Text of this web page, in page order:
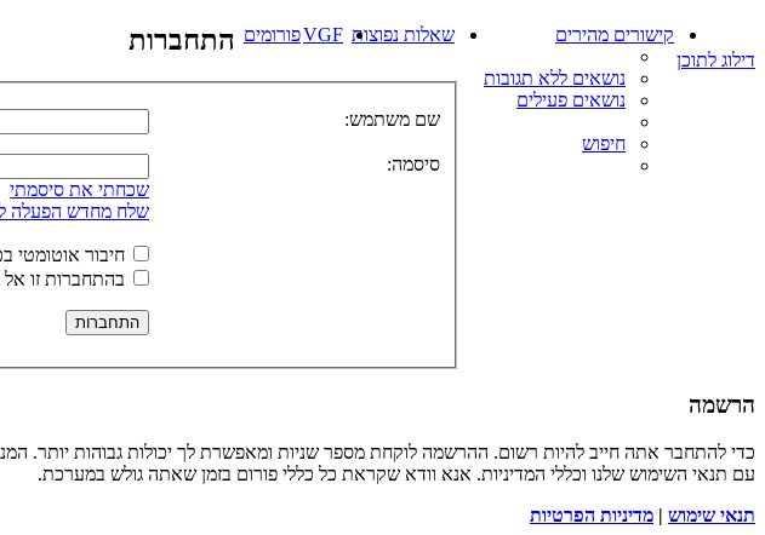
דילוג לתוכן
קישורים מהירים
נושאים ללא תגובות
נושאים פעילים
חיפוש
שאלות נפוצות VGFפורומים התחברות
שם משתמש:
סיסמה:
שכחתי את סיסמתי
שלח מחדש הפעלה
חיבור
בהתחברות זו
הרשמה
כדי להתחבר אתה חייב להיות רשום. ההרשמה לוקחת מספר שניות ומאפשרת לך יכולות גבוהות
עם תנאי השימוש שלנו וכללי המדיניות. אנא וודא שקראת כל כללי פורום בזמן שאתה גולש במערכת.
תנאי שימוש | מדיניות הפרטיות